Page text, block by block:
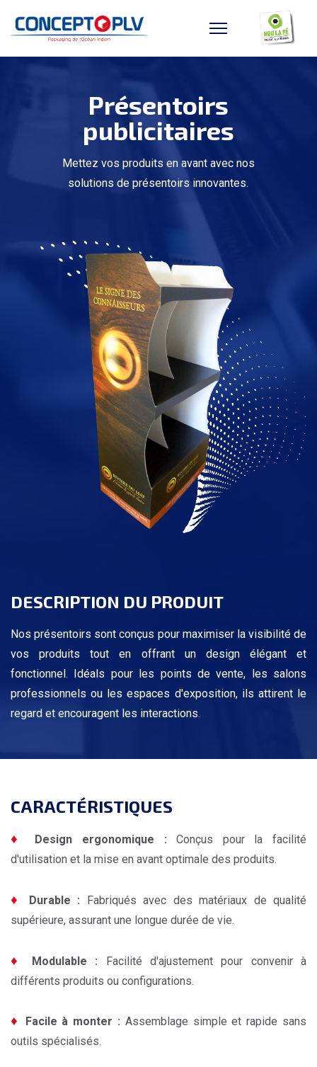
Présentoirs
publicitaires
Mettez vos produits en avant avec nos
solutions de présentoirs innovantes.
DESCRIPTION DU PRODUIT
Nos présentoirs sont conçus pour maximiser la visibilité de
vos produits tout en offrant un design élégant et
fonctionnel. Idéals pour les points de vente, les salons
professionnels ou les espaces d'exposition, ils attirent le
regard et encouragent les interactions.
CARACTÉRISTIQUES
♦ Design ergonomique : Conçus pour la facilité
d'utilisation et la mise en avant optimale des produits.
♦ Durable : Fabriqués avec des matériaux de qualité
supérieure, assurant une longue durée de vie.
♦ Modulable : Facilité d'ajustement pour convenir à
différents produits ou configurations.
♦ Facile à monter : Assemblage simple et rapide sans
outils spécialisés.